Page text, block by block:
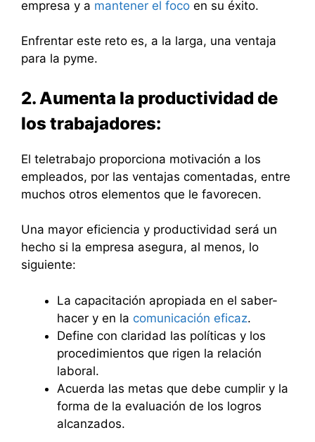
empresa y a mantener el foco en su éxito.
Enfrentar este reto es, a la larga, una ventaja
para la pyme.
2. Aumenta la productividad de
los trabajadores:
El teletrabajo proporciona motivación a los
empleados, por las ventajas comentadas, entre
muchos otros elementos que le favorecen.
Una mayor eficiencia y productividad será un
hecho si la empresa asegura, al menos, lo
siguiente:
La capacitación apropiada en el saber-
hacer y en la comunicación eficaz.
Define con claridad las políticas y los
procedimientos que rigen la relación
laboral.
Acuerda las metas que debe cumplir y la
forma de la evaluación de los logros
alcanzados.